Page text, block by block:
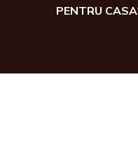
PENTRU CASA